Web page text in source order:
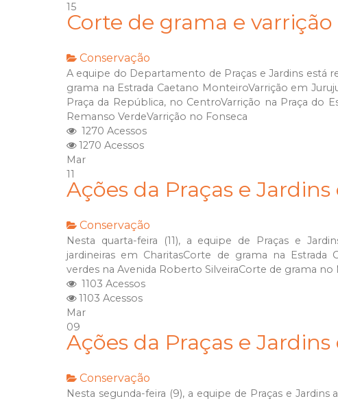
15
Corte de grama e
Conservação
A equipe do Departamento de Praças e Jardins está
grama na Estrada Caetano MonteiroVarrição em
Praça da República, no CentroVarrição na Praça do
Remanso VerdeVarrição no Fonseca
1270 Acessos
1270 Acessos
Mar
11
Ações da Praças e Jardins
Conservação
Nesta quarta-feira (11), a equipe de Praças e
jardineiras em CharitasCorte de grama na Estrada
verdes na Avenida Roberto SilveiraCorte de grama no
1103 Acessos
1103 Acessos
Mar
09
Ações da Praças e
Conservação
Nesta segunda-feira (9), a equipe de Praças e